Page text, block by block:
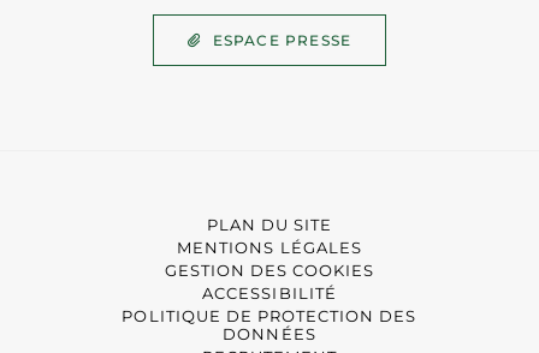
ESPACE PRESSE
PLAN DU SITE
MENTIONS LÉGALES
GESTION DES COOKIES
ACCESSIBILITÉ
POLITIQUE DE PROTECTION DES
DONNÉES